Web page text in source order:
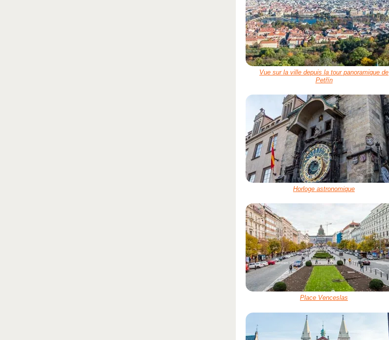
Vue sur la ville depuis la tour panoramique de
Petřín
Horloge astronomique
Place Venceslas